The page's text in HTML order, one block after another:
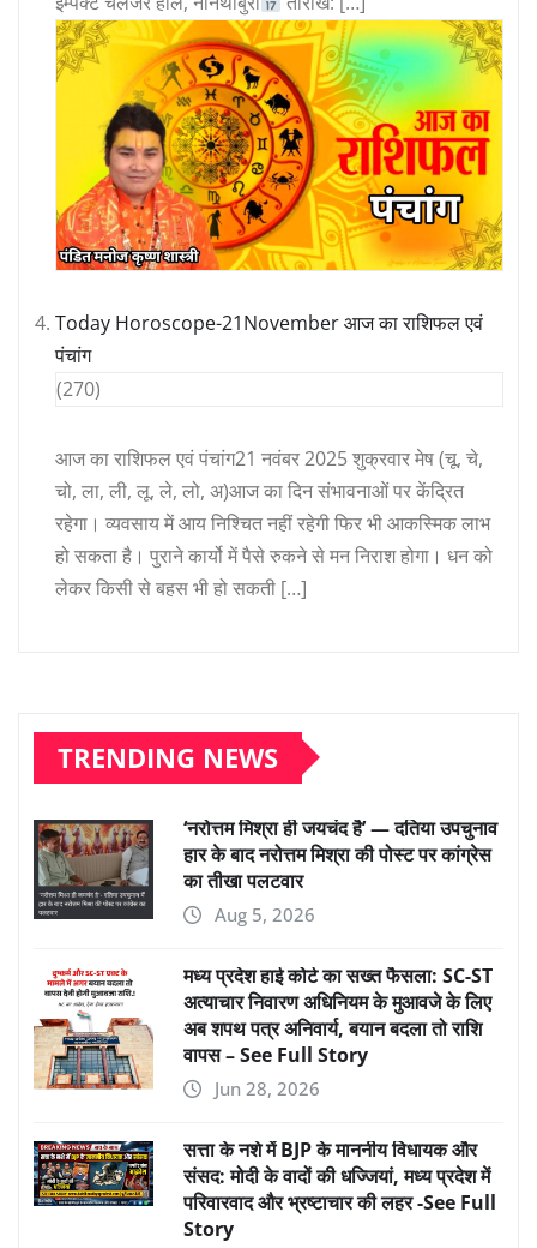
Today Horoscope-21November आज का राशिफल एवं
पंचांग
(270)
आज का राशिफल एवं पंचांग21 नवंबर 2025 शुक्रवार मेष (चू, चे,
चो, ला, ली, लू, ले, लो, अ)आज का दिन संभावनाओं पर केंद्रित
रहेगा। व्यवसाय में आय निश्चित नहीं रहेगी फिर भी आकस्मिक लाभ
हो सकता है। पुराने कार्यो में पैसे रुकने से मन निराश होगा। धन को
लेकर किसी से बहस भी हो सकती […]
TRENDING NEWS
‘नरोत्तम मिश्रा ही जयचंद है’ — दतिया उपचुनाव
हार के बाद नरोत्तम मिश्रा की पोस्ट पर कांग्रेस
का तीखा पलटवार
Aug 5, 2026
मध्य प्रदेश हाई कोर्ट का सख्त फैसला: SC-ST
अत्याचार निवारण अधिनियम के मुआवजे के लिए
अब शपथ पत्र अनिवार्य, बयान बदला तो राशि
वापस – See Full Story
Jun 28, 2026
सत्ता के नशे में BJP के माननीय विधायक और
संसद: मोदी के वादों की धज्जियां, मध्य प्रदेश में
परिवारवाद और भ्रष्टाचार की लहर -See Full
Story